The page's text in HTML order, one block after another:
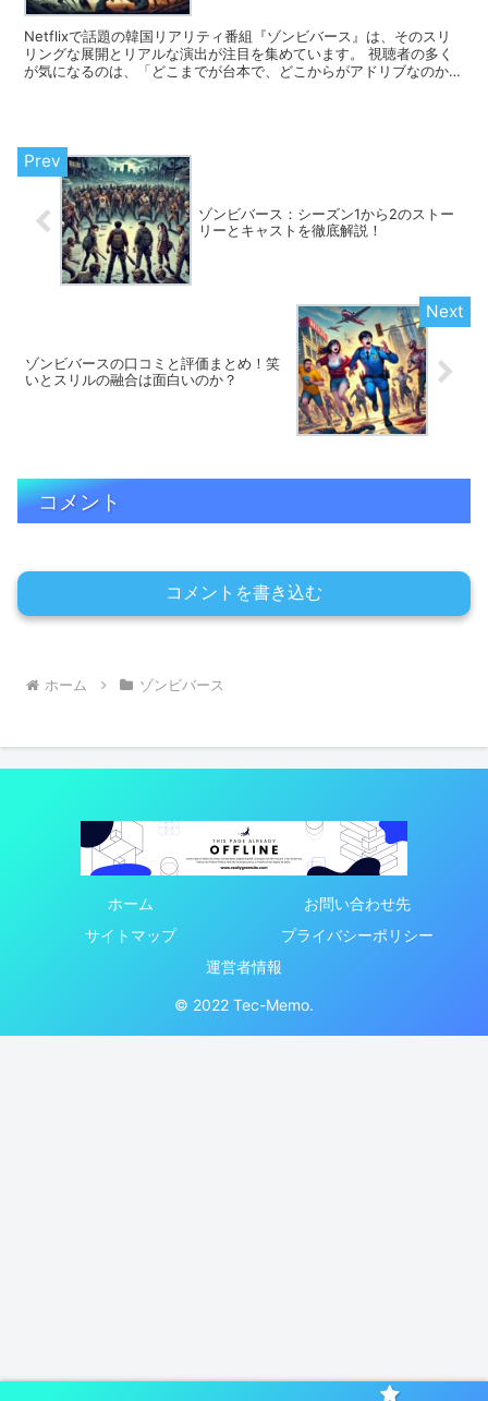
Netflixで話題の韓国リアリティ番組『ゾンビバース』は、そのスリ
リングな展開とリアルな演出が注目を集めています。 視聴者の多く
が気になるのは、「どこまでが台本で、どこからがアドリブなのか」
ゾンビバース：シーズン1から2のストー
リーとキャストを徹底解説！
ゾンビバースの口コミと評価まとめ！笑
いとスリルの融合は面白いのか？
コメント
コメントを書き込む
ホーム ゾンビバース
ホーム
お問い合わせ先
サイトマップ
プライバシーポリシー
運営者情報
© 2022 Tec-Memo.